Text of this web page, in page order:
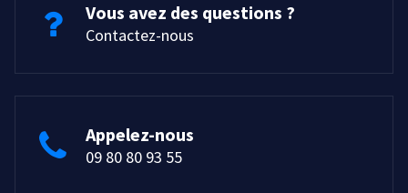
Vous avez des questions ?
Contactez-nous
Appelez-nous
09 80 80 93 55